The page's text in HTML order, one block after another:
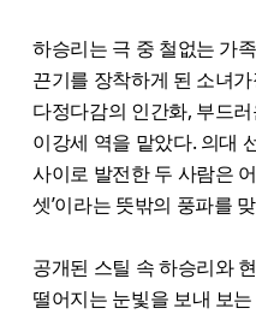
하승리는 극 중 철없는 가
끈기를 장착하게 된 소녀
다정다감의 인간화, 부드
이강세 역을 맡았다. 의대
사이로 발전한 두 사람은
셋’이라는 뜻밖의 풍파를
공개된 스틸 속 하승리와
떨어지는 눈빛을 보내 보